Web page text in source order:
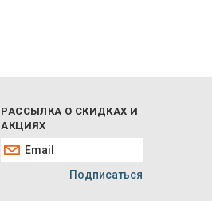
РАССЫЛКА О СКИДКАХ И
АКЦИЯХ
Подписаться